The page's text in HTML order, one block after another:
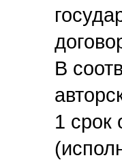
В
1 срок